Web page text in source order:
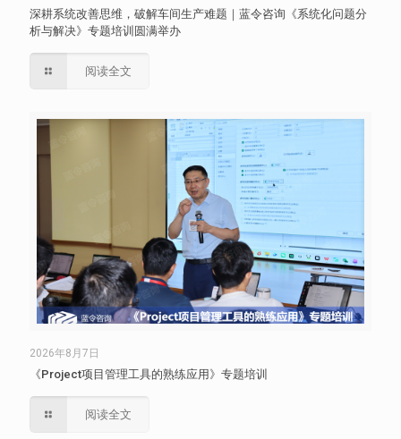
深耕系统改善思维，破解车间生产难题｜蓝令咨询《系统化问题分
析与解决》专题培训圆满举办
阅读全文
2026年8月7日
《Project项目管理工具的熟练应用》专题培训
阅读全文